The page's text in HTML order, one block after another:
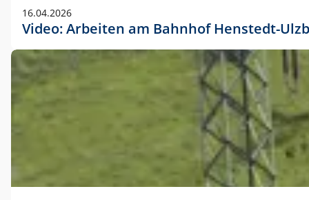
16.04.2026
Video: Arbeiten am Bahnhof Henstedt-